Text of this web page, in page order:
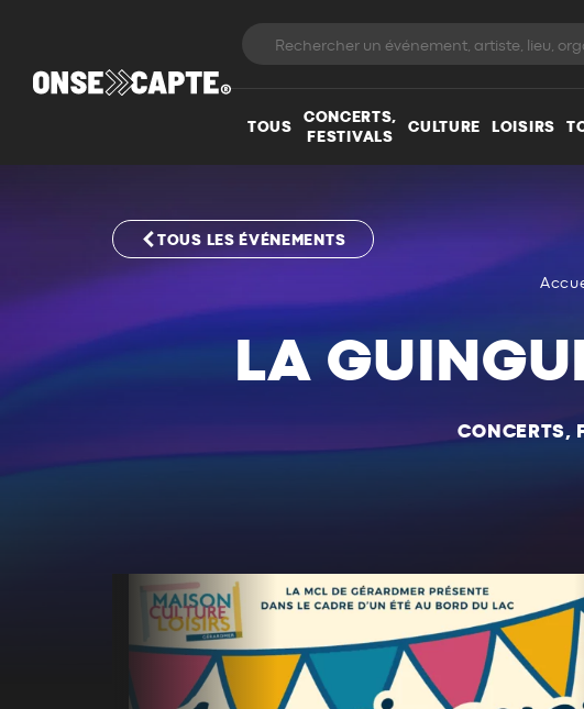
TOUS
CONCERTS,
FESTIVALS
CULTURE LOISIRS
TOUS LES ÉVÉNEMENTS
LA
CONCERTS,